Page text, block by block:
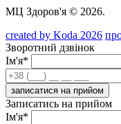
МЦ Здоров'я © 2026.
created by Koda 2026
Зворотний дзвінок
Ім'я*
записатися на прийом
Записатись на прийом
Ім'я*